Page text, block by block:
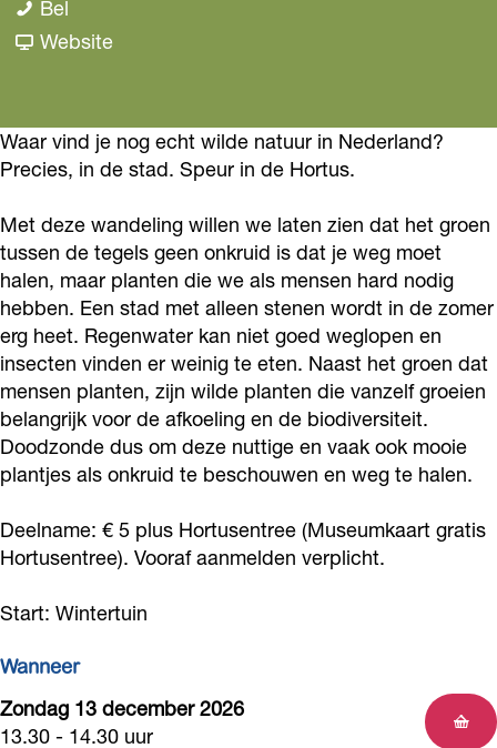
s
n
t
u
u
r
i
n
d
e
i
t
r
a
d
n
a
t
u
u
r
i
n
e
w
i
e
r
a
t
a
s
n
a
t
u
u
r
i
d
e
w
t
e
Bel
t
s
n
t
u
r
i
n
d
e
i
n
t
r
Websitev
S
t
d
s
n
a
t
u
u
r
n
d
e
n
t
Waar vind je nog echt wilde natuur in Nederland?
Precies, in de stad. Speur in de Hortus.
Met deze wandeling willen we laten zien dat het groen
tussen de tegels geen onkruid is dat je weg moet
halen, maar planten die we als mensen hard nodig
hebben. Een stad met alleen stenen wordt in de zomer
erg heet. Regenwater kan niet goed weglopen en
insecten vinden er weinig te eten. Naast het groen dat
mensen planten, zijn wilde planten die vanzelf groeien
belangrijk voor de afkoeling en de biodiversiteit.
Doodzonde dus om deze nuttige en vaak ook mooie
plantjes als onkruid te beschouwen en weg te halen.
Deelname: € 5 plus Hortusentree (Museumkaart gratis
Hortusentree). Vooraf aanmelden verplicht.
Start: Wintertuin
Wanneer
Zondag 13 december 2026
13.30 - 14.30 uur